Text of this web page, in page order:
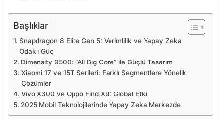
Başlıklar
Snapdragon 8 Elite Gen 5: Verimlilik ve Yapay Zeka
Odaklı Güç
Dimensity 9500: “All Big Core” ile Güçlü Tasarım
Xiaomi 17 ve 15T Serileri: Farklı Segmentlere Yönelik
Çözümler
Vivo X300 ve Oppo Find X9: Global Etki
2025 Mobil Teknolojilerinde Yapay Zeka Merkezde